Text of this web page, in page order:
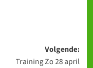
Volgende:
Training Zo 28 april